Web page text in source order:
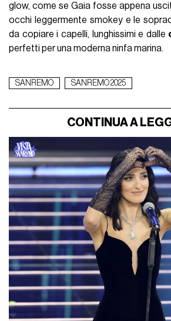
glow, come se Gaia fosse appena
occhi leggermente smokey e le
da copiare i capelli, lunghissimi e dalle
perfetti per una moderna ninfa marina.
SANREMO SANREMO 2025
CONTINUA A